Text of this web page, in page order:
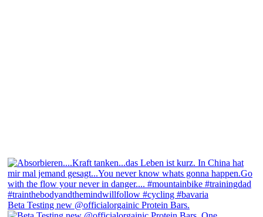
Beta Testing new @officialorgainic Protein Bars.